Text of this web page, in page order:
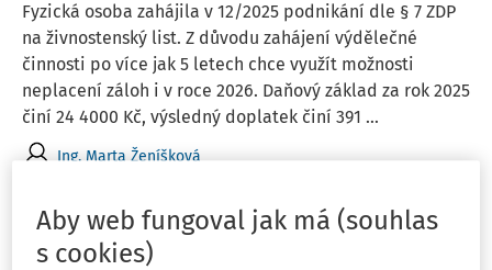
Fyzická osoba zahájila v 12/2025 podnikání dle § 7 ZDP
na živnostenský list. Z důvodu zahájení výdělečné
činnosti po více jak 5 letech chce využít možnosti
neplacení záloh i v roce 2026. Daňový základ za rok 2025
činí 24 4000 Kč, výsledný doplatek činí 391 ...
Ing. Marta Ženíšková
EXPERTNÍ ODPOVĚDI
Aby web fungoval jak má (souhlas
s cookies)